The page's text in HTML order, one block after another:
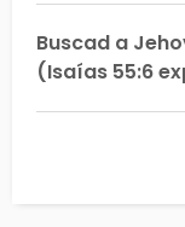
Buscad a
(Isaías 55:6